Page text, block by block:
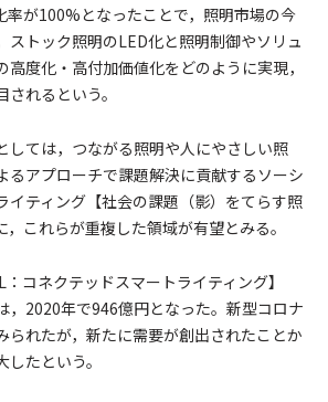
率が100%となったことで，照明市場の今
ストック照明のLED化と照明制御やソリュ
高度化・高付加価値化をどのように実現，
れるという。
しては，つながる照明や人にやさしい照
るアプローチで課題解決に貢献するソーシ
イティング【社会の課題（影）をてらす照
これらが重複した領域が有望とみる。
：コネクテッドスマートライティング】
，2020年で946億円となった。新型コロナ
られたが，新たに需要が創出されたことか
たという。